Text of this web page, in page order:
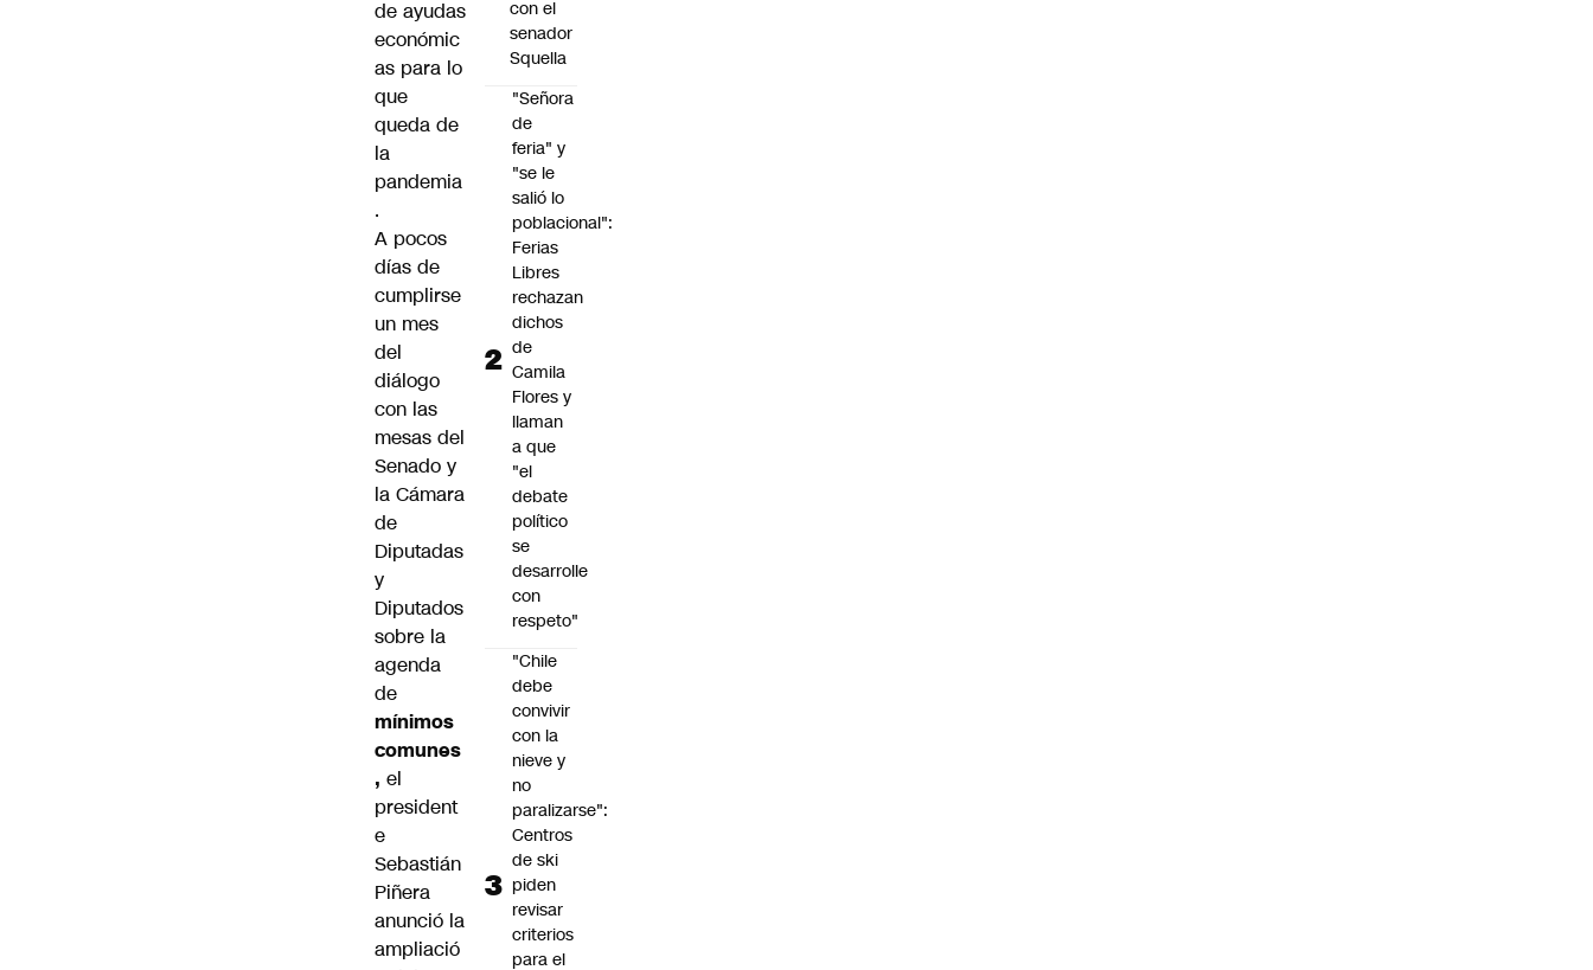
de ayudas
económic
as para lo
que
queda de
la
pandemia
.
A pocos
días de
cumplirse
un mes
del
diálogo
con las
mesas del
Senado y
la Cámara
de
Diputadas
y
Diputados
sobre la
agenda
de
mínimos
comunes
, el
president
e
Sebastián
Piñera
anunció la
ampliació
con el
senador
Squella
"Señora
de
feria" y
"se le
salió lo
poblacional":
Ferias
Libres
rechazan
dichos
de
Camila
Flores y
llaman
a que
"el
debate
político
se
desarrolle
con
respeto"
"Chile
debe
convivir
con la
nieve y
no
paralizarse":
Centros
de ski
piden
revisar
criterios
para el